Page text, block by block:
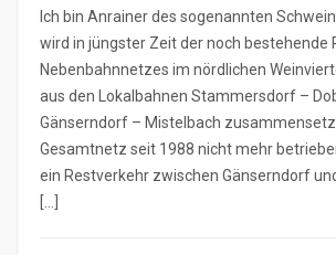
Ich bin Anrainer des sogenannten
wird in jüngster Zeit der noch bestehende
Nebenbahnnetzes im nördlichen
aus den Lokalbahnen Stammersdorf –
Gänserndorf – Mistelbach
Gesamtnetz seit 1988 nicht mehr
ein Restverkehr zwischen Gänserndorf